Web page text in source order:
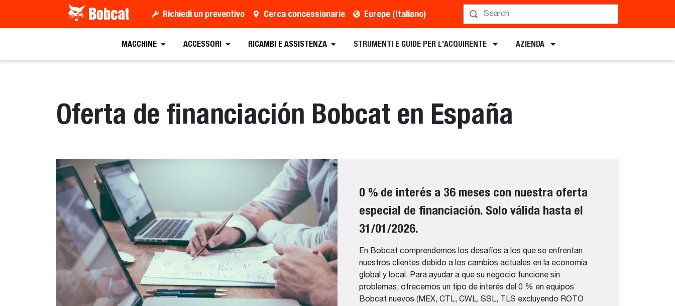
Richiedi un preventivo Cerca concessionarie Europe (Italiano)
MACCHINE ACCESSORI RICAMBI E ASSISTENZA STRUMENTI E GUIDE PER L'ACQUIRENTE AZIENDA
Oferta de financiación Bobcat en España
0 % de interés a 36 meses con nuestra oferta
especial de financiación. Solo válida hasta el
31/01/2026.
En Bobcat comprendemos los desafíos a los que se enfrentan
nuestros clientes debido a los cambios actuales en la economía
global y local. Para ayudar a que su negocio funcione sin
problemas, ofrecemos un tipo de interés del 0 % en equipos
Bobcat nuevos (MEX, CTL, CWL, SSL, TLS excluyendo ROTO